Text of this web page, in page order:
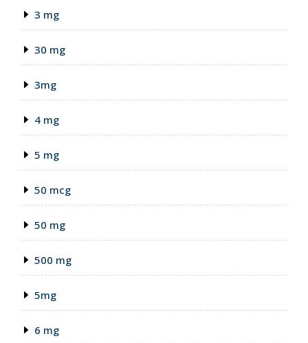
3 mg
30 mg
3mg
4 mg
5 mg
50 mcg
50 mg
500 mg
5mg
6 mg